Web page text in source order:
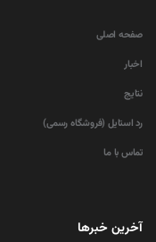
صفحه اصلی
اخبار
نتایج
رد استایل (فروشگاه رسمی)
تماس با ما
آخرین خبرها